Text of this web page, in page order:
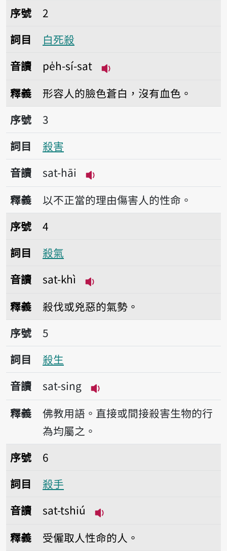
序號2白死殺
序號
2
詞目
白死殺
音讀
pe̍h-sí-sat
釋義
形容人的臉色蒼白，沒有血色。
序號3殺害
序號
3
詞目
殺害
音讀
sat-hāi
播放音讀sat-hāi
釋義
以不正當的理由傷害人的性命。
序號4殺氣
序號
4
詞目
殺氣
音讀
sat-khì
釋義
殺伐或兇惡的氣勢。
序號5殺生
序號
5
詞目
殺生
音讀
sat-sing
播放音讀sat-sing
釋義
佛教用語。直接或間接殺害生物的行
為均屬之。
序號6殺手
序號
6
詞目
殺手
音讀
sat-tshiú
釋義
受僱取人性命的人。